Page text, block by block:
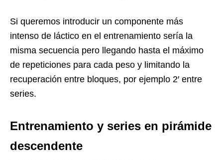
Si queremos introducir un componente más
intenso de láctico en el entrenamiento sería la
misma secuencia pero llegando hasta el máximo
de repeticiones para cada peso y limitando la
recuperación entre bloques, por ejemplo 2′ entre
series.
Entrenamiento y series en pirámide
descendente